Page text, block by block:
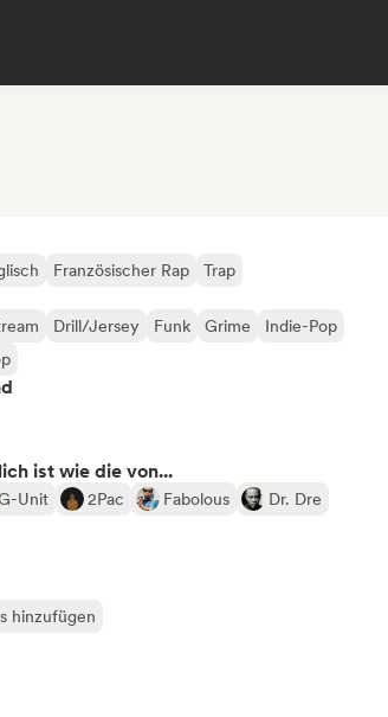
Französischer Rap Trap
Drill/Jersey Funk Grime
Indie-Pop
ist wie die von...
Unit 2Pac Fabolous
Dr. Dre
hinzufügen